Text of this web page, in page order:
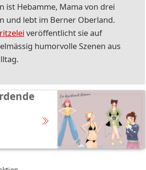
ist Hebamme, Mama von drei
und lebt im Berner Oberland.
veröffentlicht sie auf
humorvolle Szenen aus